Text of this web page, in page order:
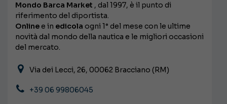
Mondo Barca Market , dal 1997, è il punto di
riferimento del diportista.
Online e in edicola ogni 1° del mese con le ultime
novità dal mondo della nautica e le migliori occasioni
del mercato.
Via dei Lecci, 26, 00062 Bracciano (RM)
+39 06 99806045